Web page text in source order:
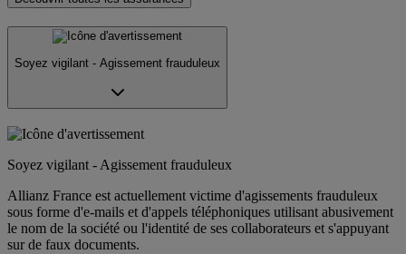
Soyez vigilant - Agissement frauduleux
Soyez vigilant - Agissement frauduleux
Allianz France est actuellement victime d'agissements frauduleux
sous forme d'e-mails et d'appels téléphoniques utilisant abusivement
le nom de la société ou l'identité de ses collaborateurs et s'appuyant
sur de faux documents.